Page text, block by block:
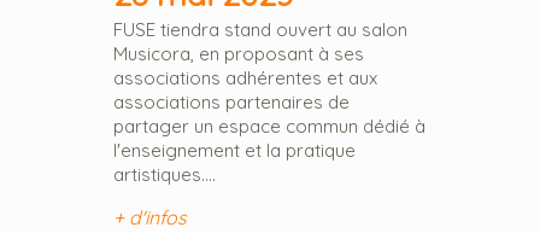
FUSE tiendra stand ouvert au salon
Musicora, en proposant à ses
associations adhérentes et aux
associations partenaires de
partager un espace commun dédié à
l'enseignement et la pratique
artistiques....
+ d'infos